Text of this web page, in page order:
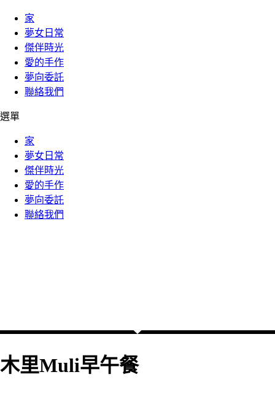
家
夢女日常
傑伴時光
愛的手作
夢向委託
聯絡我們
選單
家
夢女日常
傑伴時光
愛的手作
夢向委託
聯絡我們
木里Muli早午餐